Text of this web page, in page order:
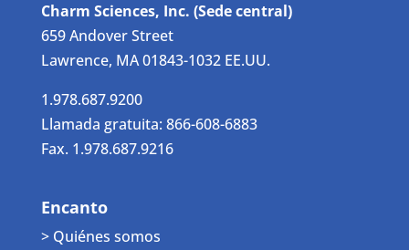
Charm Sciences, Inc. (Sede central)
659 Andover Street
Lawrence, MA 01843-1032 EE.UU.
1.978.687.9200
Llamada gratuita: 866-608-6883
Fax. 1.978.687.9216
Encanto
> Quiénes somos